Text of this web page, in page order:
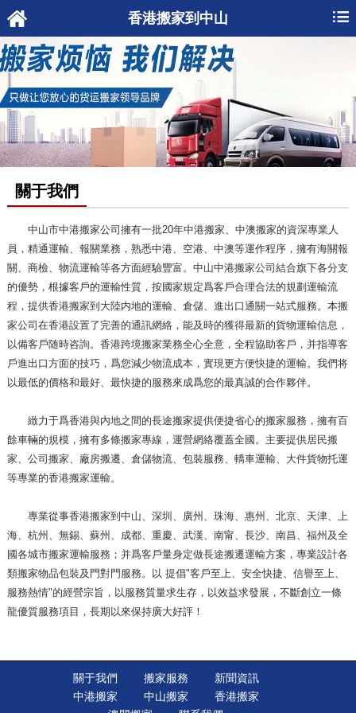
香港搬家到中山
關于我們
中山市中港搬家公司 擁有一批20年中港搬家、中澳搬家的資深專業人
員，精通運輸、報關業務，熟悉中港、空港、中澳等運作程序，擁有海關報
關、商檢、物流運輸等各方面經驗豐富。中山中港搬家公司結合旗下各分支
的優勢，根據客戶的運輸性質，按國家規定爲客戶合理合法的規劃運輸流
程，提供香港搬家到大陸内地的運輸、倉儲、進出口通關一站式服務。本搬
家公司在香港設置了完善的通訊網絡，能及時的獲得最新的貨物運輸信息，
以備客戶随時咨詢。 香港跨境搬家業務全心全意，全程協助客戶，并指導客
戶進出口方面的技巧，爲您減少物流成本，實現更方便快捷的運輸。我們将
以最低的價格和最好、最快捷的服務來成爲您的最真誠的合作夥伴。
緻力于爲香港與内地之間的長途搬家提供便捷省心的搬家服務，擁有百
餘車輛的規模，擁有多條搬家專線，運營網絡覆蓋全國。主要提供居民搬
家、公司搬家、廠房搬遷、倉儲物流、包裝服務、轎車運輸、大件貨物托運
等專業的香港搬家運輸。
專業從事香港搬家到中山、深圳、廣州、珠海、惠州、北京、天津、上
海、杭州、無錫、蘇州、成都、重慶、武漢、南甯、長沙、南昌、福州及全
國各城市搬家運輸服務；并爲客戶量身定做長途搬遷運輸方案，專業設計各
類搬家物品包裝及門對門服務。以 提倡"客戶至上、安全快捷、信譽至上、
服務熱情"的經營宗旨，以服務質量求生存，以效益求發展，不斷創立一條
龍優質服務項目，長期以來保持廣大好評！
關于我們 搬家服務
新聞資訊
中港搬家
中山搬家
香港搬家